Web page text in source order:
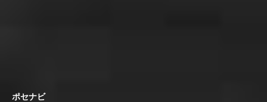
ポセナビ